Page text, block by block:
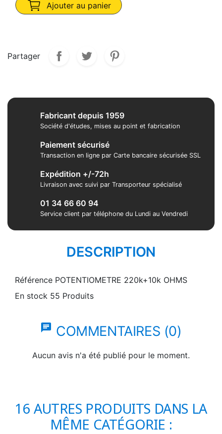
Ajouter au panier
Partager
Fabricant depuis 1959
Société d'études, mises au point et fabrication
Paiement sécurisé
Transaction en ligne par Carte bancaire sécurisée SSL
Expédition +/-72h
Livraison avec suivi par Transporteur spécialisé
01 34 66 60 94
Service client par téléphone du Lundi au Vendredi
DESCRIPTION
Référence POTENTIOMETRE 220k+10k OHMS
En stock 55 Produits
chat COMMENTAIRES (0)
Aucun avis n'a été publié pour le moment.
16 AUTRES PRODUITS DANS LA
MÊME CATÉGORIE :